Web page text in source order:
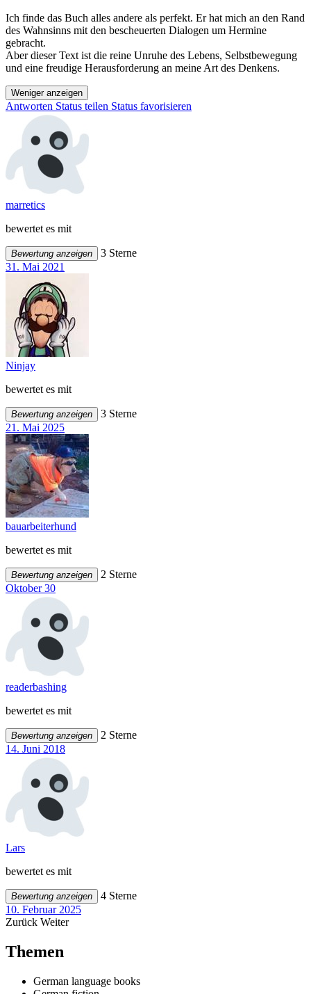
Ich finde das Buch alles andere als perfekt. Er hat mich an den Rand
des Wahnsinns mit den bescheuerten Dialogen um Hermine
gebracht.
Aber dieser Text ist die reine Unruhe des Lebens, Selbstbewegung
und eine freudige Herausforderung an meine Art des Denkens.
Weniger anzeigen
Antworten Status teilen Status favorisieren
marretics
bewertet es mit
Bewertung anzeigen
3 Sterne
31. Mai 2021
Ninjay
bewertet es mit
Bewertung anzeigen
3 Sterne
21. Mai 2025
bauarbeiterhund
bewertet es mit
Bewertung anzeigen
2 Sterne
Oktober 30
readerbashing
bewertet es mit
Bewertung anzeigen
2 Sterne
14. Juni 2018
Lars
bewertet es mit
Bewertung anzeigen
4 Sterne
10. Februar 2025
Zurück Weiter
Themen
German language books